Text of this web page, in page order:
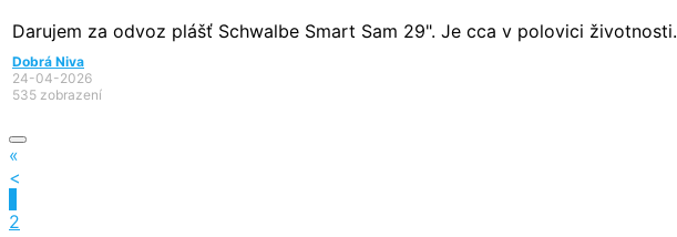
Darujem za odvoz plášť Schwalbe Smart Sam 29". Je cca v polovici životnosti.
Dobrá Niva
24-04-2026
535 zobrazení
«
<
2